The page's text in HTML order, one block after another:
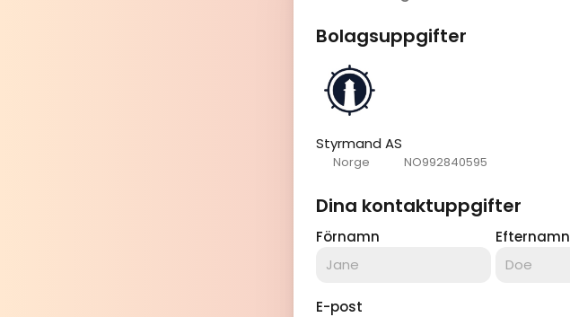
Bolagsuppgifter
Styrmand AS
Norge NO992840595
Dina kontaktuppgifter
Förnamn Efternamn
E-post